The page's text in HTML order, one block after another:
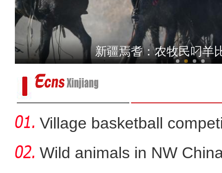
新疆特克斯：松雪
新疆焉耆：农牧民叼羊
Village basketball
Wild animals in NW